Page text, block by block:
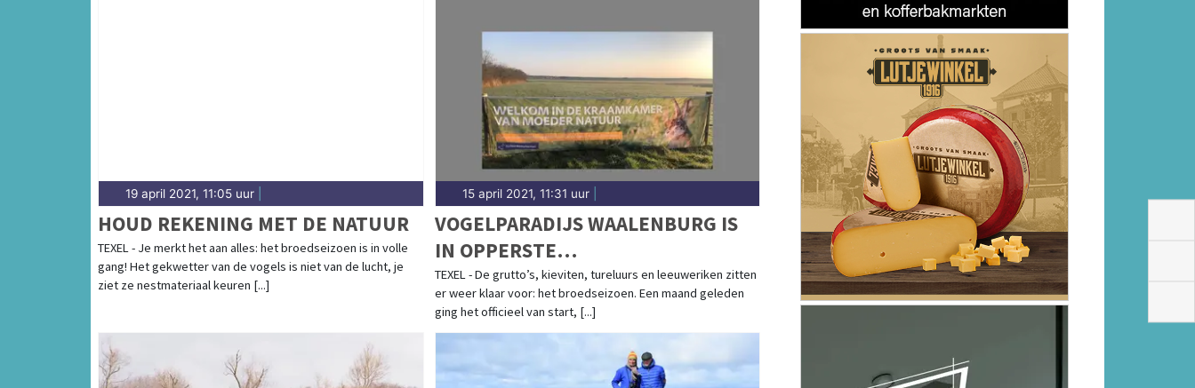
19 april 2021, 11:05 uur
HOUD REKENING MET DE NATUUR
TEXEL - Je merkt het aan alles: het broedseizoen is in volle
gang! Het gekwetter van de vogels is niet van de lucht, je
ziet ze nestmateriaal keuren [...]
15 april 2021, 11:31 uur|
VOGELPARADIJS WAALENBURG IS
IN OPPERSTE
VOORJAARSSTEMMING
TEXEL - De grutto’s, kieviten, tureluurs en leeuweriken zitten
er weer klaar voor: het broedseizoen. Een maand geleden
ging het officieel van start, [...]